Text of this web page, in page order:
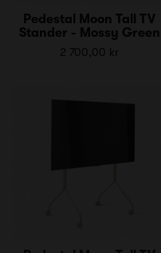
Pedestal Moon Tall TV
Stander - Mossy Green
2 700,00 kr